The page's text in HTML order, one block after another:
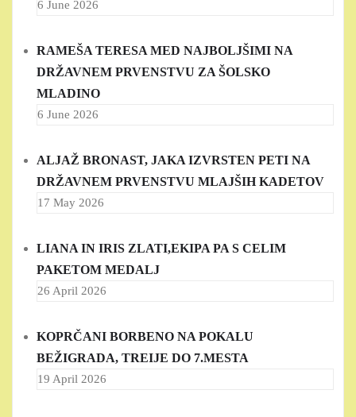
6 June 2026
RAMEŠA TERESA MED NAJBOLJŠIMI NA
DRŽAVNEM PRVENSTVU ZA ŠOLSKO
MLADINO
6 June 2026
ALJAŽ BRONAST, JAKA IZVRSTEN PETI NA
DRŽAVNEM PRVENSTVU MLAJŠIH KADETOV
17 May 2026
LIANA IN IRIS ZLATI,EKIPA PA S CELIM
PAKETOM MEDALJ
26 April 2026
KOPRČANI BORBENO NA POKALU
BEŽIGRADA, TREIJE DO 7.MESTA
19 April 2026